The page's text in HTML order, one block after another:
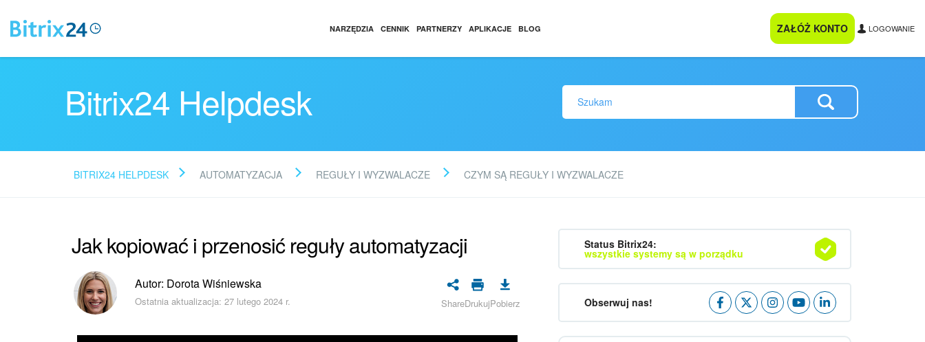
NARZĘDZIA CENNIK PARTNERZY APLIKACJE BLOG ZAŁÓŻ KONTO LOGOWANIE
Bitrix24 Helpdesk
BITRIX24 HELPDESK AUTOMATYZACJA REGUŁY I WYZWALACZE CZYM SĄ REGUŁY I WYZWALACZE
Jak kopiować i przenosić reguły automatyzacji
Autor: Dorota Wiśniewska
Ostatnia aktualizacja: 27 lutego 2024 r. ShareDrukujPobierz
Status Bitrix24:
wszystkie systemy są w porządku
Obserwuj nas!